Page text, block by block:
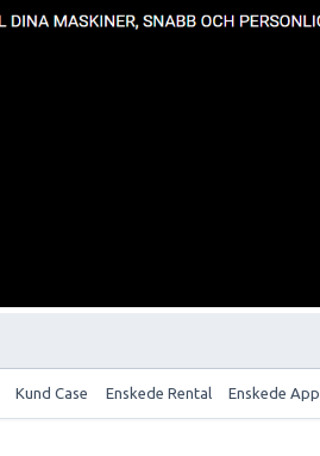
Kund Case Enskede Rental Enskede App